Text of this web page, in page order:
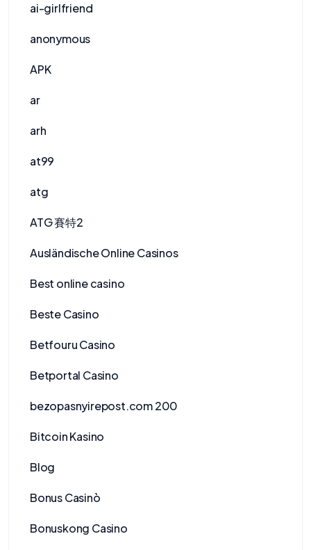
ai-girlfriend
anonymous
APK
ar
arh
at99
atg
ATG 賽特2
Ausländische Online Casinos
Best online casino
Beste Casino
Betfouru Casino
Betportal Casino
bezopasnyirepost.com 200
Bitcoin Kasino
Blog
Bonus Casinò
Bonuskong Casino